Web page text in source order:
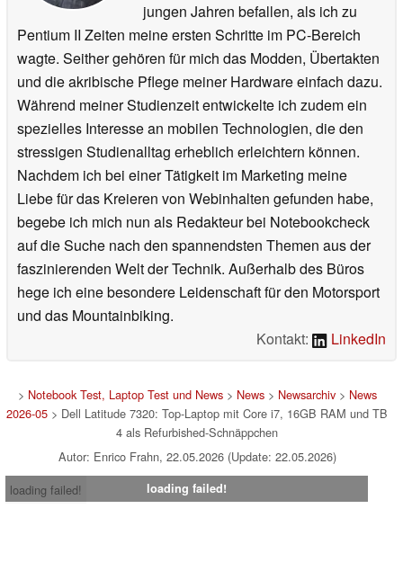
jungen Jahren befallen, als ich zu
Pentium II Zeiten meine ersten Schritte im PC-Bereich
wagte. Seither gehören für mich das Modden, Übertakten
und die akribische Pflege meiner Hardware einfach dazu.
Während meiner Studienzeit entwickelte ich zudem ein
spezielles Interesse an mobilen Technologien, die den
stressigen Studienalltag erheblich erleichtern können.
Nachdem ich bei einer Tätigkeit im Marketing meine
Liebe für das Kreieren von Webinhalten gefunden habe,
begebe ich mich nun als Redakteur bei Notebookcheck
auf die Suche nach den spannendsten Themen aus der
faszinierenden Welt der Technik. Außerhalb des Büros
hege ich eine besondere Leidenschaft für den Motorsport
und das Mountainbiking.
Kontakt:
LinkedIn
> Notebook Test, Laptop Test und News> News> Newsarchiv> News
2026-05 > Dell Latitude 7320: Top-Laptop mit Core i7, 16GB RAM und TB
4 als Refurbished-Schnäppchen
Autor: Enrico Frahn, 22.05.2026 (Update: 22.05.2026)
loading failed!
loading failed!